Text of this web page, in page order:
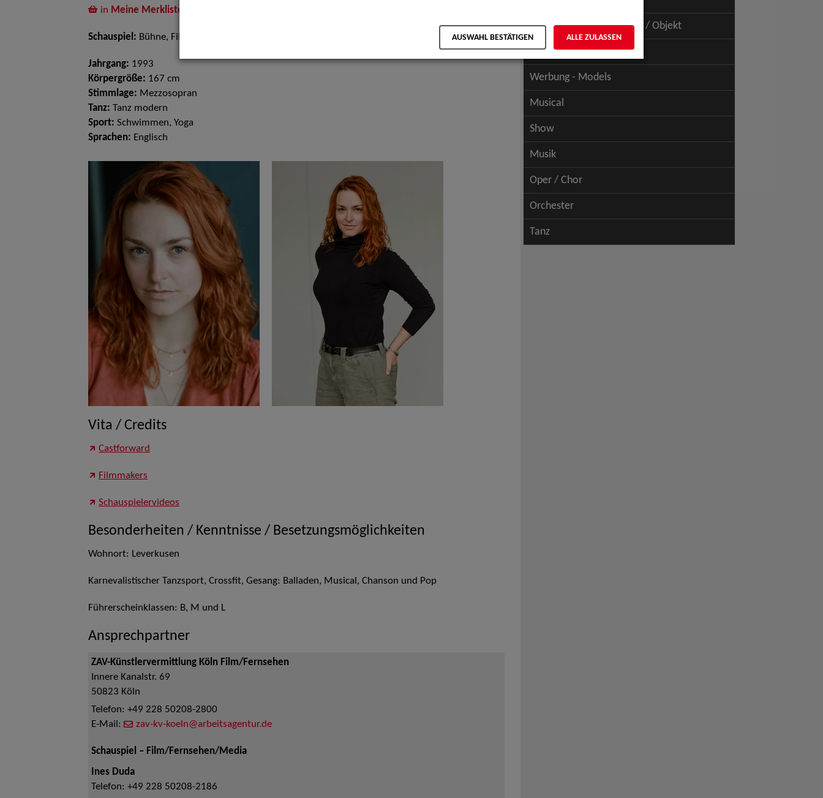
in Meine Merkliste
Schauspiel: Bühne, Film und TV
Jahrgang: 1993
Körpergröße: 167 cm
Stimmlage: Mezzosopran
Tanz: Tanz modern
Sport: Schwimmen, Yoga
Sprachen: Englisch
Vita / Credits
Castforward
Filmmakers
Schauspielervideos
Besonderheiten / Kenntnisse / Besetzungsmöglichkeiten
Wohnort: Leverkusen
Karnevalistischer Tanzsport, Crossfit, Gesang: Balladen, Musical, Chanson und Pop
Führerscheinklassen: B, M und L
Ansprechpartner
ZAV-Künstlervermittlung Köln Film/Fernsehen
Innere Kanalstr. 69
50823 Köln
Telefon: +49 228 50208-2800
E-Mail:
zav-kv-koeln@arbeitsagentur.de
Schauspiel – Film/Fernsehen/Media
Ines Duda
Telefon: +49 228 50208-2186
Schauspiel - Figur / Puppe / Objekt
Werbung - Talents
Werbung - Models
Musical
Show
Musik
Oper / Chor
Orchester
Tanz
AUSWAHL BESTÄTIGEN ALLE ZULASSEN